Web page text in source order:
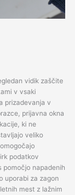
vidik zaščite
v vsaki
prizadevanja v
prijavna okna
ki ne
veliko
podatkov
pomočjo napadenih
uporabi za zagon
mest z lažnim